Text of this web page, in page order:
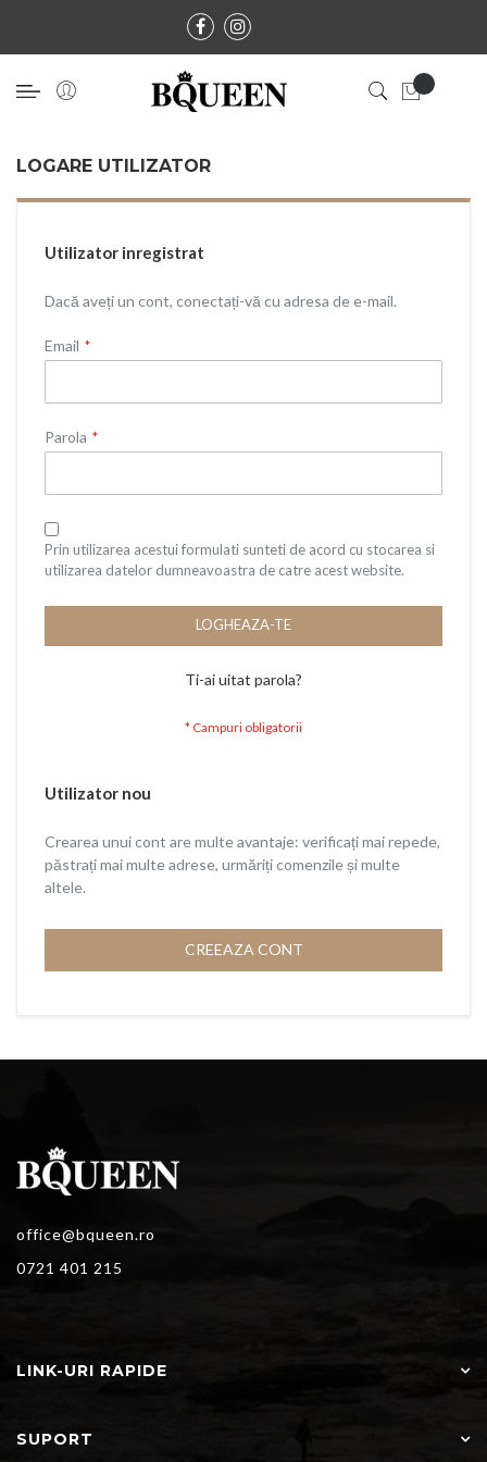
LOGARE UTILIZATOR
Utilizator inregistrat
Dacă aveți un cont, conectați-vă cu adresa de e-mail.
Email
Parola
Prin utilizarea acestui formulati sunteti de acord cu stocarea si
utilizarea datelor dumneavoastra de catre acest website.
LOGHEAZA-TE
Ti-ai uitat parola?
Utilizator nou
Crearea unui cont are multe avantaje: verificați mai repede,
păstrați mai multe adrese, urmăriți comenzile și multe
altele.
CREEAZA CONT
office@bqueen.ro
0721 401 215
LINK-URI RAPIDE
SUPORT